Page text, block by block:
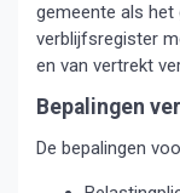
gemeente als
verblijfsregister
en van vertrekt
Bepalingen
De bepalingen